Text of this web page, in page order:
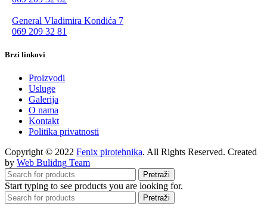
General Vladimira Kondića 7
069 209 32 81
Brzi linkovi
Proizvodi
Usluge
Galerija
O nama
Kontakt
Politika privatnosti
Copyright © 2022 Fenix pirotehnika. All Rights Reserved. Created
by Web Bulidng Team
Pretraži
Start typing to see products you are looking for.
Pretraži